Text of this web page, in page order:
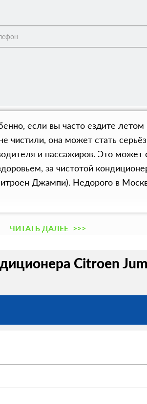
если вы часто ездите
чистили, она может стать
и пассажиров. Это
за чистотой
Джампи). Недорого в
ЧИТАТЬ ДАЛЕЕ >>>
Citroen